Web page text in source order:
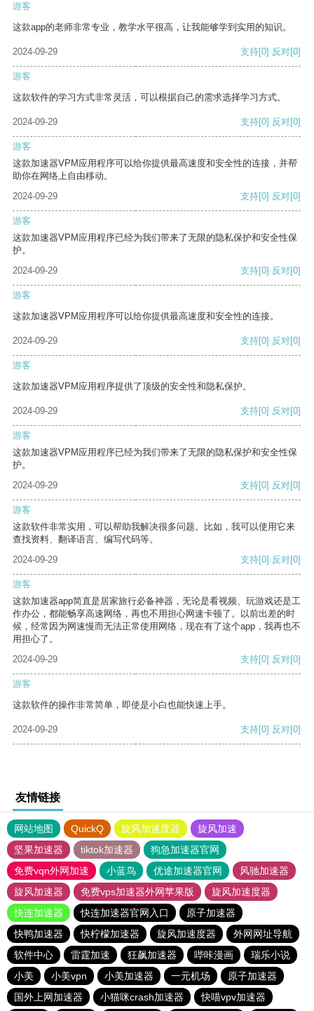
游客
这款app的老师非常专业，教学水平很高，让我能够学到实用的知识。
2024-09-29 支持[0] 反对[0]
游客
这款软件的学习方式非常灵活，可以根据自己的需求选择学习方式。
2024-09-29 支持[0] 反对[0]
游客
这款加速器VPM应用程序可以给你提供最高速度和安全性的连接，并帮
助你在网络上自由移动。
2024-09-29
支持[0] 反对[0]
游客
这款加速器VPM应用程序已经为我们带来了无限的隐私保护和安全性保
护。
2024-09-29
支持[0] 反对[0]
游客
这款加速器VPM应用程序可以给你提供最高速度和安全性的连接。
2024-09-29 支持[0] 反对[0]
游客
这款加速器VPM应用程序提供了顶级的安全性和隐私保护。
2024-09-29 支持[0] 反对[0]
游客
这款加速器VPM应用程序已经为我们带来了无限的隐私保护和安全性保
护。
2024-09-29
支持[0] 反对[0]
游客
这款软件非常实用，可以帮助我解决很多问题。比如，我可以使用它来
查找资料、翻译语言、编写代码等。
2024-09-29
支持[0] 反对[0]
游客
这款加速器app简直是居家旅行必备神器，无论是看视频、玩游戏还是工
作办公，都能畅享高速网络，再也不用担心网速卡顿了。以前出差的时
候，经常因为网速慢而无法正常使用网络，现在有了这个app，我再也不
用担心了。
2024-09-29
支持[0] 反对[0]
游客
这款软件的操作非常简单，即使是小白也能快速上手。
2024-09-29 支持[0] 反对[0]
友情链接
网站地图 QuickQ 旋风加速度器
旋风加速
坚果加速器
tiktok加速器
狗急加速器官网
免费vqn外网加速
小蓝鸟 优途加速器官网
风驰加速器
旋风加速器
免费vps加速器外网苹果版
旋风加速度器
快连加速器
快连加速器官网入口
原子加速器
快鸭加速器
快柠檬加速器 旋风加速度器
外网网址导航
软件中心
雷霆加速 狂飙加速器 哔咔漫画
瑞乐小说
小美
小美vpn 小美加速器 一元机场
原子加速器
国外上网加速器
小猫咪crash加速器 快喵vpv加速器